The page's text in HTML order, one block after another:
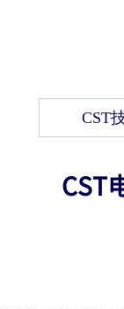
CST
CST